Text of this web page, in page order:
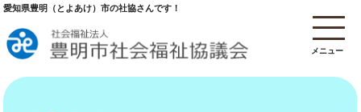
メニュー
愛知県豊明（とよあけ）市の社協さんです！